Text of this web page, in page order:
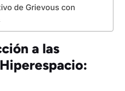
de Grievous con
a las